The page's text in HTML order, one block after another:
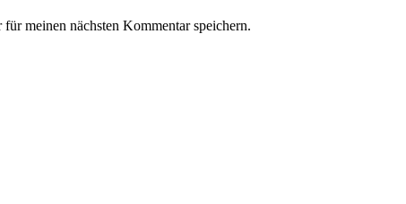
meinen nächsten Kommentar speichern.